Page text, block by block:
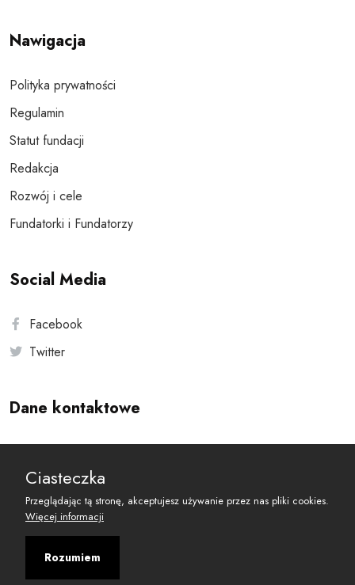
Nawigacja
Polityka prywatności
Regulamin
Statut fundacji
Redakcja
Rozwój i cele
Fundatorki i Fundatorzy
Social Media
Facebook
Twitter
Dane kontaktowe
reset@resetobywatelski.pl
Ciasteczka
Przeglądając tą stronę, akceptujesz używanie przez nas pliki cookies.
Więcej informacji
Rozumiem